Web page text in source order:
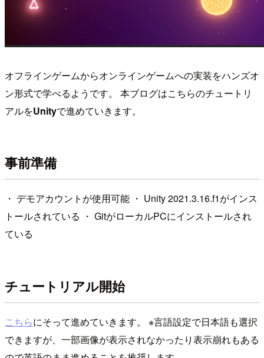
オフラインゲームからオンラインゲームへの実装をハンズオ
ン形式で学べるようです。 本ブログはこちらのチュートリ
アルをUnityで進めていきます。
事前準備
・ デモアカウントが使用可能 ・ Unity 2021.3.16.f1がインス
トールされている ・ GitがローカルPCにインストールされ
ている
チュートリアル開始
こちらにそって進めていきます。 ※言語設定で日本語も選択
できますが、一部画像が表示されなかったり表示崩れもある